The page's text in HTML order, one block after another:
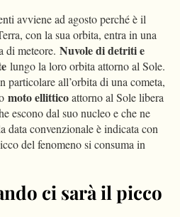
avviene ad agosto perché è il
con la sua orbita, entra in una
di meteore. Nuvole di detriti e
lungo la loro orbita attorno al Sole.
particolare all’orbita di una cometa,
moto ellitticoattorno al Sole libera
escono dal suo nucleo e che ne
data convenzionale è indicata con
del fenomeno si consuma in
ci sarà il picco